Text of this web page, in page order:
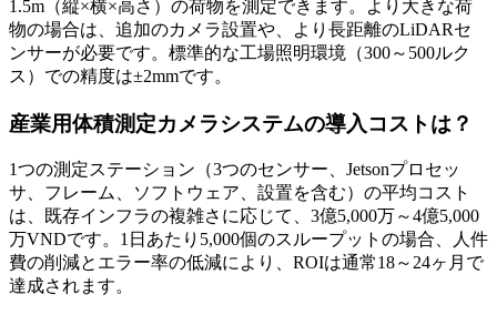
1.5m（縦×横×高さ）の荷物を測定できます。より大きな荷
物の場合は、追加のカメラ設置や、より長距離のLiDARセ
ンサーが必要です。標準的な工場照明環境（300～500ルク
ス）での精度は±2mmです。
産業用体積測定カメラシステムの導入コストは？
1つの測定ステーション（3つのセンサー、Jetsonプロセッ
サ、フレーム、ソフトウェア、設置を含む）の平均コスト
は、既存インフラの複雑さに応じて、3億5,000万～4億5,000
万VNDです。1日あたり5,000個のスループットの場合、人件
費の削減とエラー率の低減により、ROIは通常18～24ヶ月で
達成されます。